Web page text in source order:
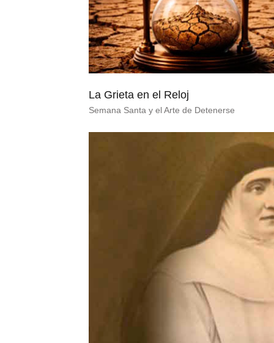
La Grieta en el Reloj
Semana Santa y el Arte de Detenerse